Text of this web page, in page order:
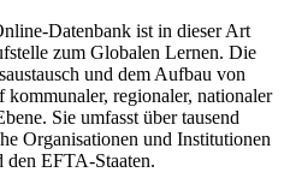
Datenbank ist in dieser Art
zum Globalen Lernen. Die
und dem Aufbau von
kommunaler, regionaler, nationaler
Sie umfasst über tausend
Organisationen und Institutionen
den EFTA-Staaten.